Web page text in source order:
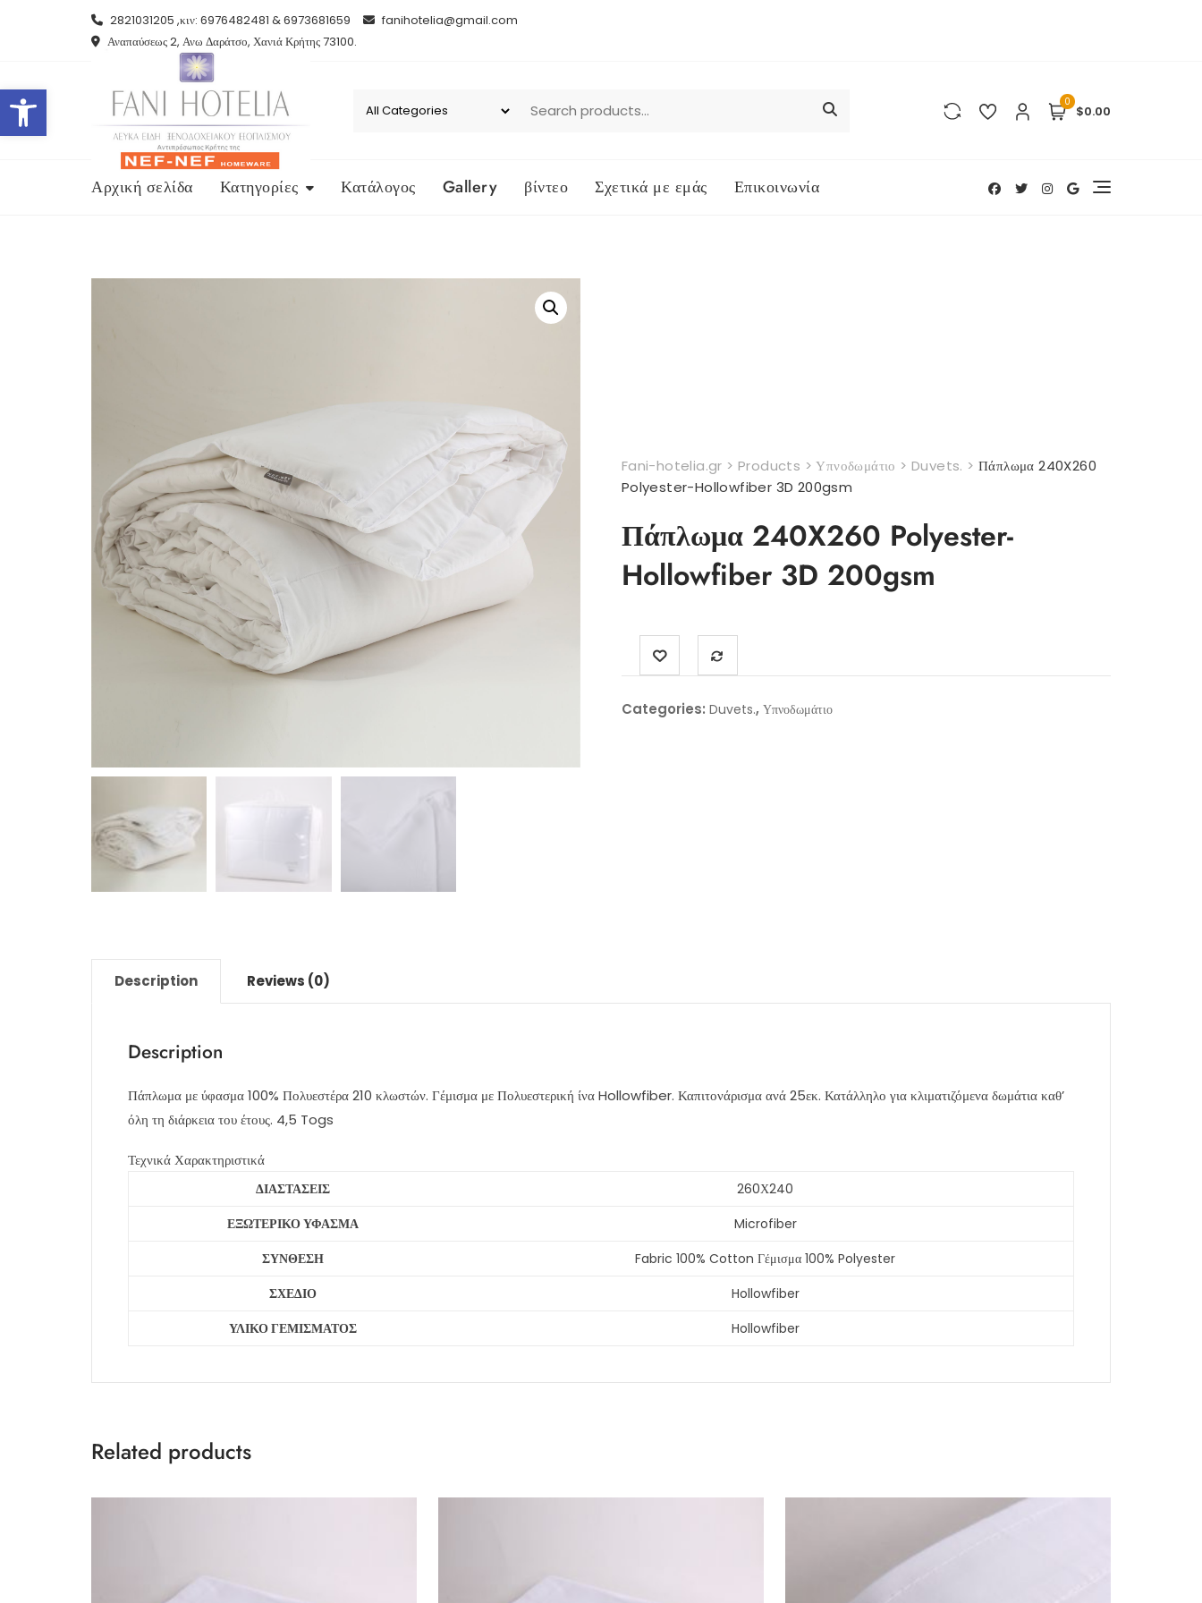
Open toolbar
2821031205 ,κιν: 6976482481 & 6973681659
fanihotelia@gmail.com
Αναπαύσεως 2, Ανω Δαράτσο, Χανιά Κρήτης 73100.
0
$0.00
Αρχική σελίδα Κατηγορίες Κατάλογος Gallery βίντεο Σχετικά με εμάς Επικοινωνία
Fani-hotelia.gr > Products >Υπνοδωμάτιο >Duvets. >Πάπλωμα 240X260
Polyester-Hollowfiber 3D 200gsm
Πάπλωμα 240X260 Polyester-
Hollowfiber 3D 200gsm
Categories: Duvets., Υπνοδωμάτιο
Description Reviews (0)
Description
Πάπλωμα με ύφασμα 100% Πολυεστέρα 210 κλωστών. Γέμισμα με Πολυεστερική ίνα Hollowfiber. Καπιτονάρισμα ανά 25εκ. Κατάλληλο για κλιματιζόμενα δωμάτια καθ’
όλη τη διάρκεια του έτους. 4,5 Togs
Τεχνικά Χαρακτηριστικά
ΔΙΑΣΤΑΣΕΙΣ
260Χ240
ΕΞΩΤΕΡΙΚΟ ΥΦΑΣΜΑ
Microfiber
ΣΥΝΘΕΣΗ
Fabric 100% Cotton Γέμισμα 100% Polyester
ΣΧΕΔΙΟ
Hollowfiber
ΥΛΙΚΟ ΓΕΜΙΣΜΑΤΟΣ
Hollowfiber
Related products